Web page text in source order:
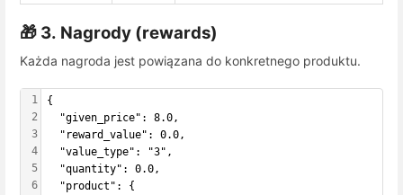
🎁 3. Nagrody (rewards)
Każda nagroda jest powiązana do konkretnego produktu.
1
2
3
4
5
6
{
  "given_price": 8.0,
  "reward_value": 0.0,
  "value_type": "3",
  "quantity": 0.0,
  "product": {